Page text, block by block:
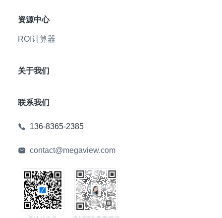
资源中心
ROI计算器
关于我们
联系我们
136-8365-2385
contact@megaview.com